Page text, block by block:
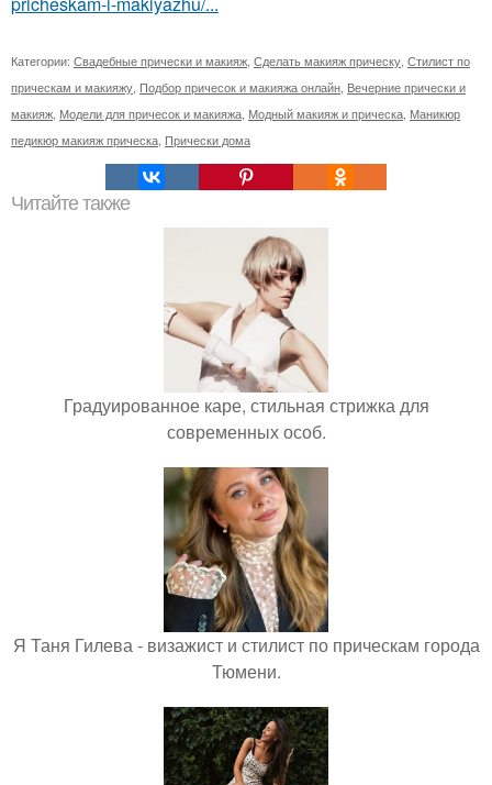
Категории: Свадебные прически и макияж Сделать макияж прическу Стилист по
прическам и макияжу Подбор причесок и макияжа онлайн Вечерние прически и
макияж Модели для причесок и макияжа Модный макияж и прическа Маникюр
педикюр макияж прическа Прически дома
Читайте также
Градуированное каре, стильная стрижка для
современных особ.
Я Таня Гилева - визажист и стилист по прическам города
Тюмени.